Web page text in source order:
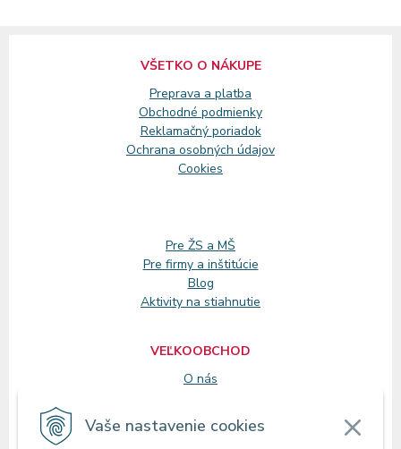
Vaše nastavenie cookies
VŠETKO O NÁKUPE
Preprava a platba
Obchodné podmienky
Reklamačný poriadok
Ochrana osobných údajov
Cookies
Pre ŽS a MŠ
Pre firmy a inštitúcie
Blog
Aktivity na stiahnutie
VEĽKOOBCHOD
O nás